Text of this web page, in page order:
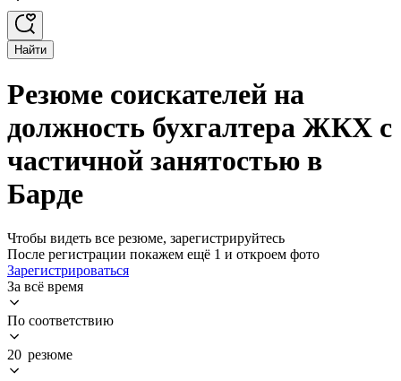
Найти
Резюме соискателей на
должность бухгалтера ЖКХ с
частичной занятостью в
Барде
Чтобы видеть все резюме, зарегистрируйтесь
После регистрации покажем ещё 1 и откроем фото
Зарегистрироваться
За всё время
По соответствию
20 резюме